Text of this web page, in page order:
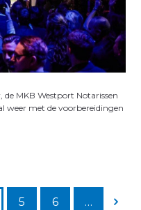
MKB Westport Notarissen
weer met de voorbereidingen
5 6 …